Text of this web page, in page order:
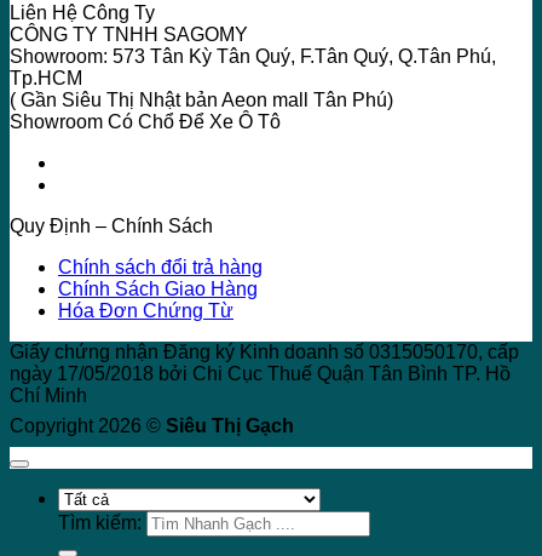
Liên Hệ Công Ty
CÔNG TY TNHH SAGOMY
Showroom: 573 Tân Kỳ Tân Quý, F.Tân Quý, Q.Tân Phú,
Tp.HCM
( Gần Siêu Thị Nhật bản Aeon mall Tân Phú)
Showroom Có Chổ Để Xe Ô Tô
Quy Định – Chính Sách
Chính sách đổi trả hàng
Chính Sách Giao Hàng
Hóa Đơn Chứng Từ
Giấy chứng nhận Đăng ký Kinh doanh số 0315050170, cấp
ngày 17/05/2018 bởi Chi Cục Thuế Quận Tân Bình TP. Hồ
Chí Minh
Copyright 2026 © Siêu Thị Gạch
Tìm kiếm: